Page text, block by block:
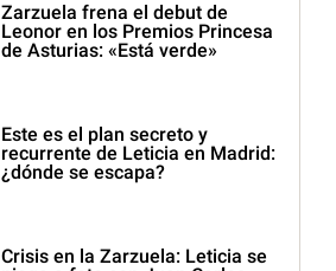
Zarzuela frena el debut de
Leonor en los Premios Princesa
de Asturias: «Está verde»
Este es el plan secreto y
recurrente de Leticia en Madrid:
¿dónde se escapa?
Crisis en la Zarzuela: Leticia se